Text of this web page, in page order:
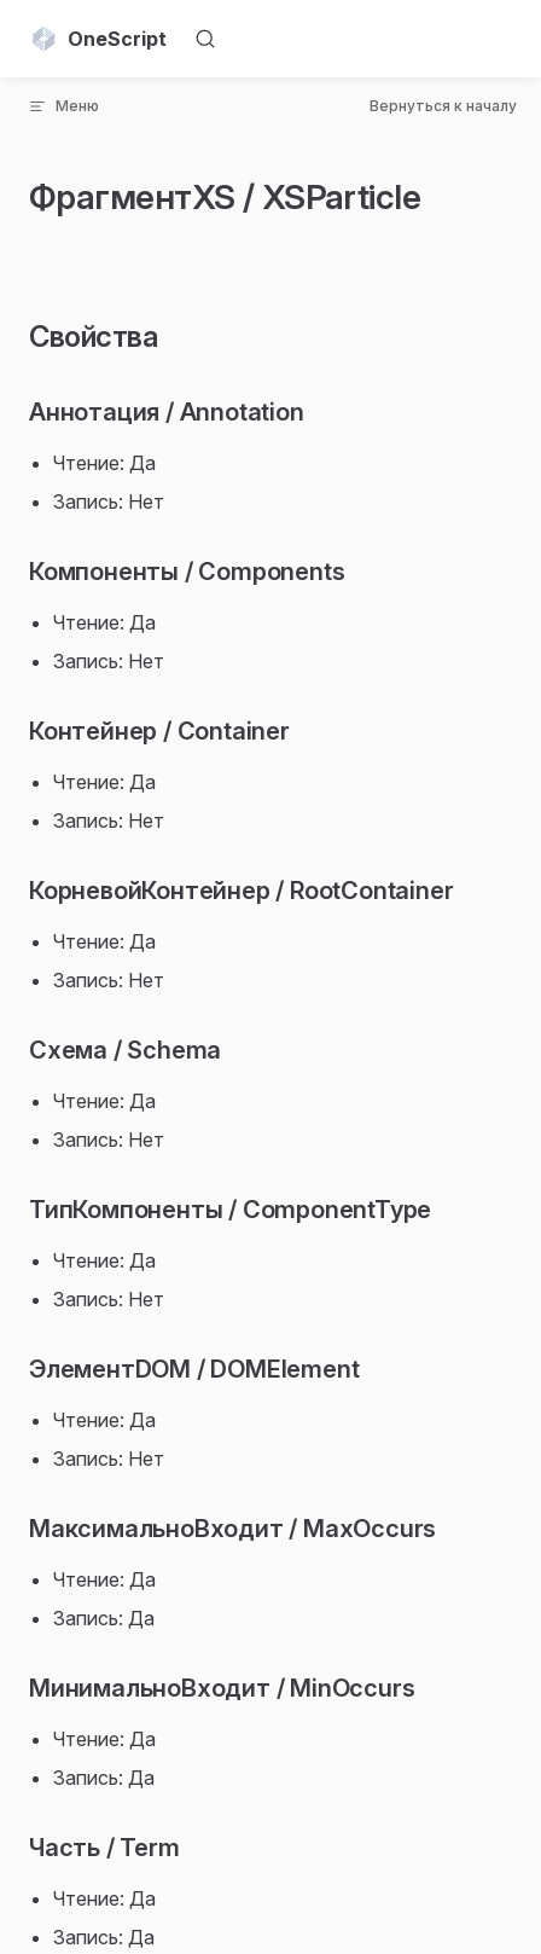
Skip to content
OneScript
Меню Вернуться к началу
ФрагментXS / XSParticle
Свойства
Аннотация / Annotation
Чтение: Да
Запись: Нет
Компоненты / Components
Чтение: Да
Запись: Нет
Контейнер / Container
Чтение: Да
Запись: Нет
КорневойКонтейнер / RootContainer
Чтение: Да
Запись: Нет
Схема / Schema
Чтение: Да
Запись: Нет
ТипКомпоненты / ComponentType
Чтение: Да
Запись: Нет
ЭлементDOM / DOMElement
Чтение: Да
Запись: Нет
МаксимальноВходит / MaxOccurs
Чтение: Да
Запись: Да
МинимальноВходит / MinOccurs
Чтение: Да
Запись: Да
Часть / Term
Чтение: Да
Запись: Да